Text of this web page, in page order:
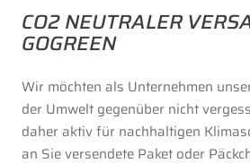
CO2 NEUTRALER
GOGREEN
Wir möchten als Unternehmen
der Umwelt gegenüber nicht
daher aktiv für nachhaltigen
an Sie versendete Paket oder